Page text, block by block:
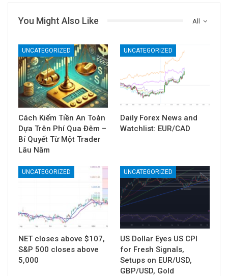
All
You Might Also Like
UNCATEGORIZED
Cách Kiếm Tiền An Toàn
Dựa Trên Phí Qua Đêm –
Bí Quyết Từ Một Trader
Lâu Năm
UNCATEGORIZED
Daily Forex News and
Watchlist: EUR/CAD
UNCATEGORIZED
NET closes above $107,
S&P 500 closes above
5,000
UNCATEGORIZED
US Dollar Eyes US CPI
for Fresh Signals,
Setups on EUR/USD,
GBP/USD, Gold